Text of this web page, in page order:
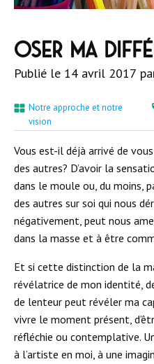
Oser ma
Publié le 14 avril 2017
Notre approche et notre
vision
Vous est-il déjà arrivé de
des autres? D’avoir la
dans le moule ou, du moins,
des autres sur soi qui nous
négativement, peut nous
dans la masse et à être
Et si cette distinction de la
révélatrice de mon identité,
de lenteur peut révéler ma
vivre le moment présent,
réfléchie ou contemplative.
à l’artiste en moi, à une